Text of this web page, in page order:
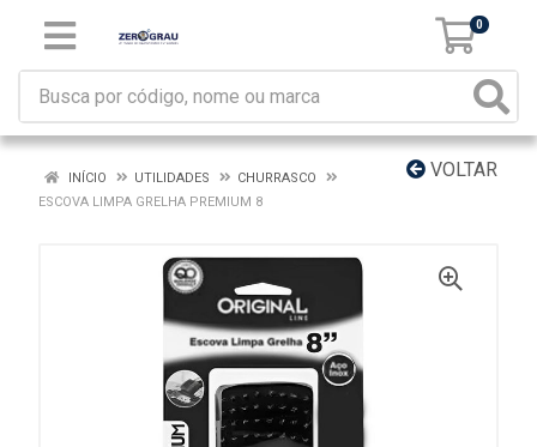
0
VOLTAR
INÍCIO UTILIDADES
CHURRASCO
ESCOVA LIMPA GRELHA PREMIUM 8